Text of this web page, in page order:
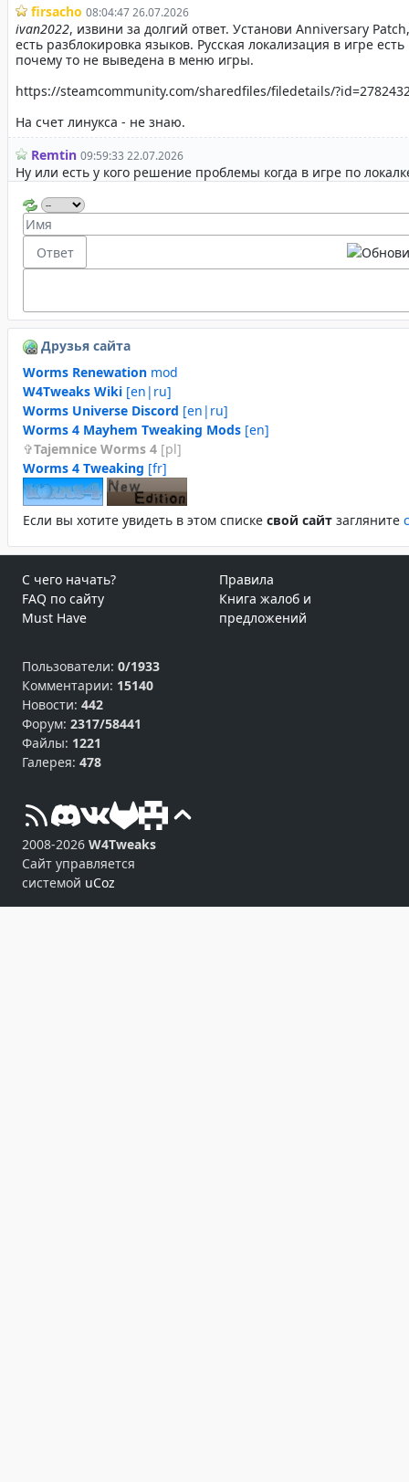
Друзья сайта
Worms Renewation mod
W4Tweaks Wiki [en|ru]
Worms Universe Discord [en|ru]
Worms 4 Mayhem Tweaking Mods [en]
Tajemnice Worms 4 [pl]
Worms 4 Tweaking [fr]
Если вы хотите увидеть в этом спиcке свой сайт загляните
С чего начать?
FAQ по сайту
Must Have
Правила
Книга жалоб и
предложений
Пользователи: 0/1933
Комментарии: 15140
Новости: 442
Форум: 2317/58441
Файлы: 1221
Галерея: 478
2008-2026 W4Tweaks
Сайт управляется
системой uCoz